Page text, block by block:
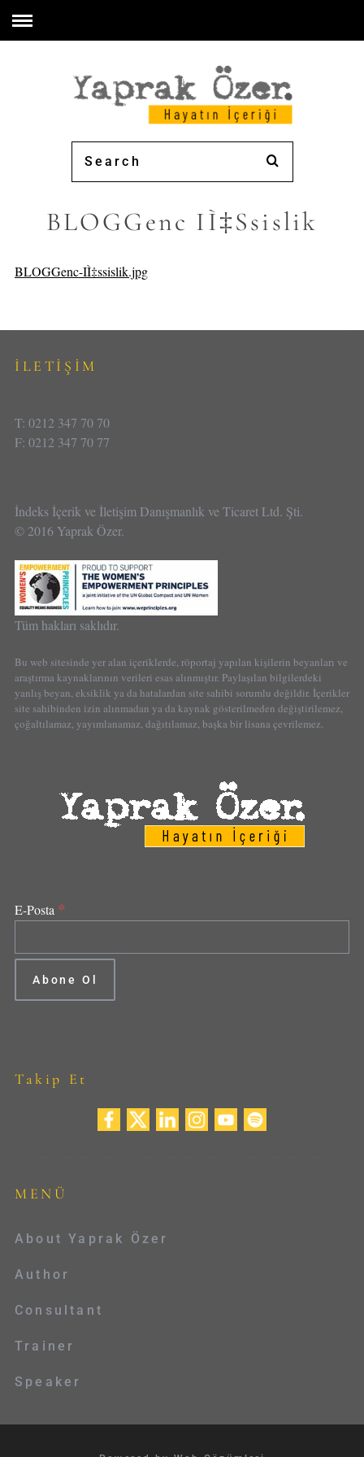
BLOGGenc IÌ‡ssislik
BLOGGenc-IÌ‡ssislik.jpg
İLETİŞİM
T: 0212 347 70 70
F: 0212 347 70 77
İndeks İçerik ve İletişim Danışmanlık ve Ticaret Ltd. Şti.
© 2016 Yaprak Özer.
Tüm hakları saklıdır.
Bu web sitesinde yer alan içeriklerde, röportaj yapılan kişilerin beyanları ve
araştırma kaynaklarının verileri esas alınmıştır. Paylaşılan bilgilerdeki
yanlış beyan, eksiklik ya da hatalardan site sahibi sorumlu değildir. İçerikler
site sahibinden izin alınmadan ya da kaynak gösterilmeden değiştirilemez,
çoğaltılamaz, yayımlanamaz, dağıtılamaz, başka bir lisana çevrilemez.
E-Posta *
Takip Et
MENÜ
About Yaprak Özer
Author
Consultant
Trainer
Speaker